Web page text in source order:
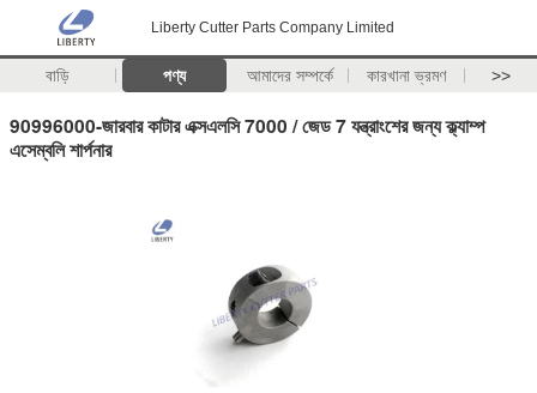
Liberty Cutter Parts Company Limited
বাড়ি পণ্য আমাদের সম্পর্কে কারখানা ভ্রমণ >>
90996000-জারবার কাটার এক্সএলসি 7000 / জেড 7 যন্ত্রাংশের জন্য ক্ল্যাম্প
এসেম্বলি শার্পনার